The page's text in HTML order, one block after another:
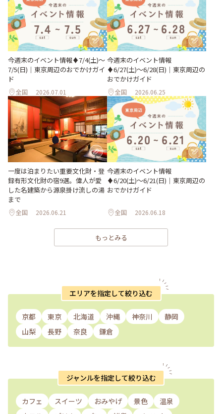
今週末のイベント情報♦︎7/4(土)〜
7/5(日)｜東京周辺のおでかけガイ
ド
全国 2026.07.01
今週末のイベント情報
♦︎6/27(土)〜6/28(日)｜東京周辺の
おでかけガイド
全国 2026.06.25
一度は泊まりたい重要文化財・登
録有形文化財の宿9選。偉人が愛
した名建築から源泉掛け流しの湯
まで
全国 2026.06.21
今週末のイベント情報
♦︎6/20(土)〜6/21(日)｜東京周辺の
おでかけガイド
全国 2026.06.18
もっとみる
エリアを指定して絞り込む
京都 東京 北海道 沖縄 神奈川
静岡
山梨
長野 奈良 鎌倉
ジャンルを指定して絞り込む
カフェ スイーツ おみやげ 景色
温泉